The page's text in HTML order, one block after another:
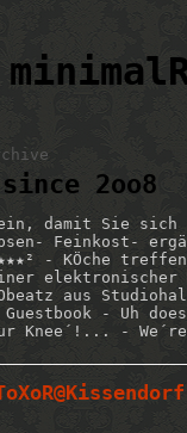
2oo8
damit Sie sich
Feinkost-
- KÖche
elektronischer
aus
Guestbook - Uh
Knee´!... -